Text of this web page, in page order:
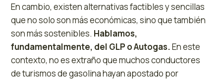
En cambio, existen alternativas factibles y sencillas
que no solo son más económicas, sino que también
son más sostenibles. Hablamos,
fundamentalmente, del GLP o Autogas.En este
contexto, no es extraño que muchos conductores
de turismos de gasolina hayan apostado por